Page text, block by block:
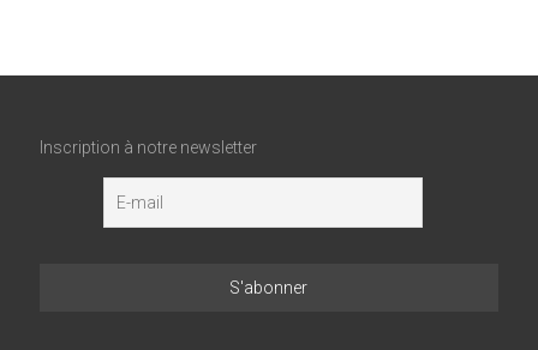
Inscription à notre newsletter